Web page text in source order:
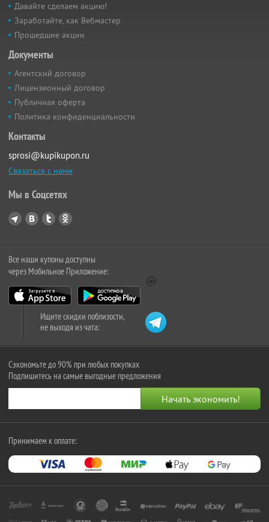
Давайте сделаем акцию!
Заработайте, как Вебмастер
Прошедшие акции
Документы
Агентский договор
Лицензионный договор
Публичная оферта
Политика конфиденциальности
Контакты
sprosi@kupikupon.ru
Связаться с нами
Мы в Соцсетях
Все наши купоны доступны
через Мобильное Приложение:
Ищите скидки поблизости,
не выходя из чата:
Сэкономьте до 90% при любых покупках
Подпишитесь на самые выгодные предложения
Принимаем к оплате: